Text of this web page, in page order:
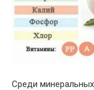
Среди